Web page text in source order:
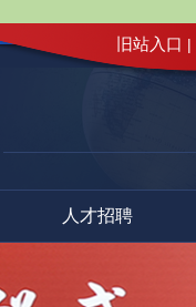
旧站入口 |
人才招聘